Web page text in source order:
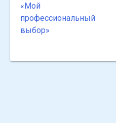
Навигация
по
«Мой
профессиональный
выбор»